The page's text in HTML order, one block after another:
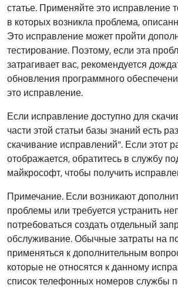
статье. Применяйте это исправление
в которых возникла проблема,
Это исправление может пройти
тестирование. Поэтому, если эта
затрагивает вас, рекомендуется
обновления программного
это исправление.
Если исправление доступно для
части этой статьи базы знаний есть
скачивание исправлений". Если этот
отображается, обратитесь в службу
майкрософт, чтобы получить
Примечание. Если возникают
проблемы или требуется устранить
потребоваться создать отдельный
обслуживание. Обычные затраты на
применяться к дополнительным
которые не относятся к данному
список телефонных номеров службы